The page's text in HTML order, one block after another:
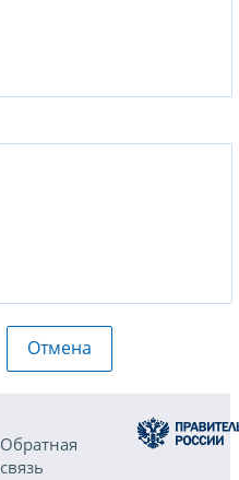
Отмена
Обратная
связь